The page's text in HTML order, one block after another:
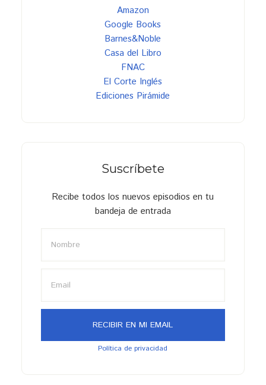
Amazon
Google Books
Barnes&Noble
Casa del Libro
FNAC
El Corte Inglés
Ediciones Pirámide
Suscríbete
Recibe todos los nuevos episodios en tu
bandeja de entrada
Política de privacidad